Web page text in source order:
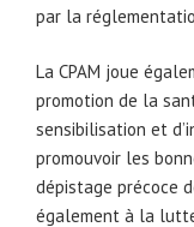
par la
La CPAM joue
promotion de la
sensibilisation et
promouvoir les
dépistage précoce
également à la